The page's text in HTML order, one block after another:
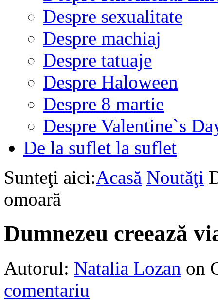
Despre sexualitate
Despre machiaj
Despre tatuaje
Despre Haloween
Despre 8 martie
Despre Valentine`s
De la suflet la suflet
Sunteţi aici:Acasă Noutăţi
omoară
Dumnezeu creează
Autorul: Natalia Lozan on
comentariu